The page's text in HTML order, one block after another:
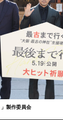
製作委員会